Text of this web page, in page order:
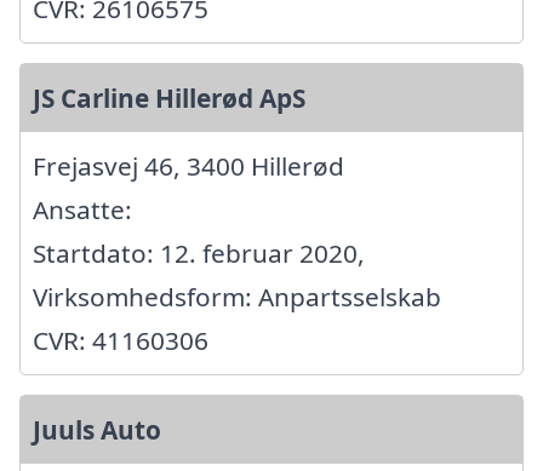
CVR: 26106575
JS Carline Hillerød ApS
Frejasvej 46, 3400 Hillerød
Ansatte:
Startdato: 12. februar 2020,
Virksomhedsform: Anpartsselskab
CVR: 41160306
Juuls Auto